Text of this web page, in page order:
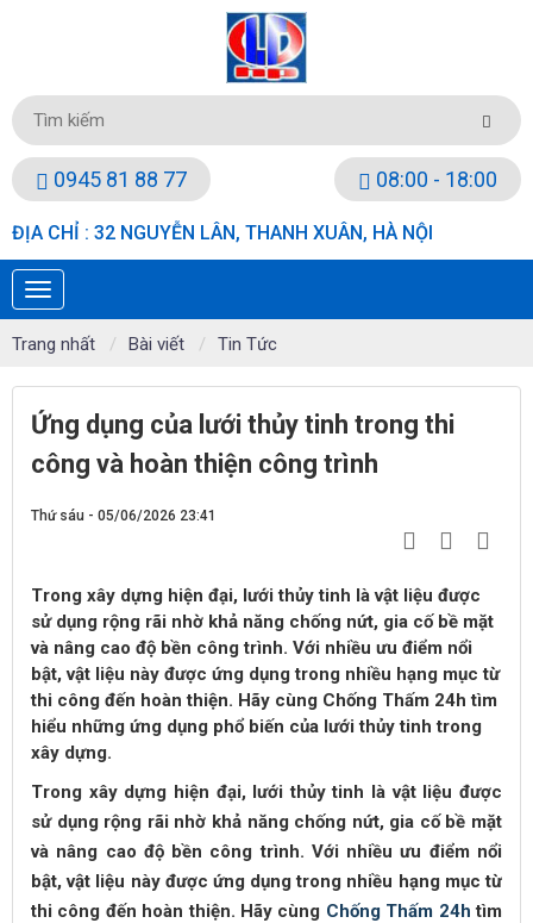
0945 81 88 77 08:00 - 18:00
ĐỊA CHỈ : 32 NGUYỄN LÂN, THANH XUÂN, HÀ NỘI
Trang nhất Bài viết Tin Tức
Ứng dụng của lưới thủy tinh trong thi
công và hoàn thiện công trình
Thứ sáu - 05/06/2026 23:41
Trong xây dựng hiện đại, lưới thủy tinh là vật liệu được
sử dụng rộng rãi nhờ khả năng chống nứt, gia cố bề mặt
và nâng cao độ bền công trình. Với nhiều ưu điểm nổi
bật, vật liệu này được ứng dụng trong nhiều hạng mục từ
thi công đến hoàn thiện. Hãy cùng Chống Thấm 24h tìm
hiểu những ứng dụng phổ biến của lưới thủy tinh trong
xây dựng.
Trong xây dựng hiện đại, lưới thủy tinh là vật liệu được
sử dụng rộng rãi nhờ khả năng chống nứt, gia cố bề mặt
và nâng cao độ bền công trình. Với nhiều ưu điểm nổi
bật, vật liệu này được ứng dụng trong nhiều hạng mục từ
thi công đến hoàn thiện. Hãy cùng Chống Thấm 24h tìm